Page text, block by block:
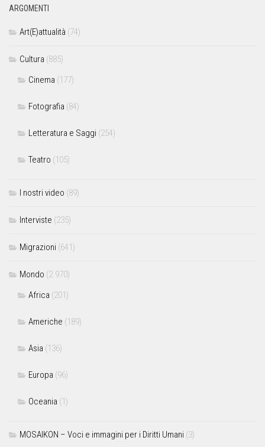
ARGOMENTI
Art(E)attualità (74)
Cultura (885)
Cinema (177)
Fotografia (84)
Letteratura e Saggi (254)
Teatro (105)
I nostri video (89)
Interviste (235)
Migrazioni (641)
Mondo (2.970)
Africa (201)
Americhe (189)
Asia (136)
Europa (96)
Oceania (1)
MOSAIKON – Voci e immagini per i Diritti Umani (3)